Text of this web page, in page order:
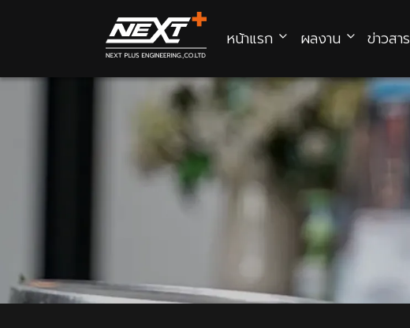
หน้าแรก ผลงาน ข่าวสาร